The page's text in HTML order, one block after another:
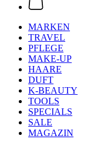
MARKEN
TRAVEL
PFLEGE
MAKE-UP
HAARE
DUFT
K-BEAUTY
TOOLS
SPECIALS
SALE
MAGAZIN